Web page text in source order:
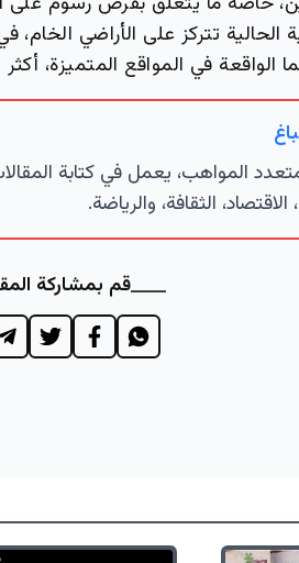
تتركز على الأراضي الخام،
الواقعة في المواقع المتميزة، أكثر
المواهب، يعمل في كتابة
الثقافة، والرياضة.
قم بمشاركة